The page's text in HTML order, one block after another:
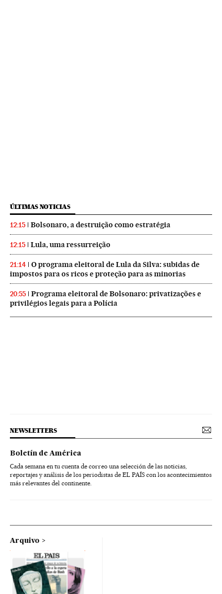
ÚLTIMAS NOTICIAS
12:15 Bolsonaro, a destruição como estratégia
12:15 Lula, uma ressurreição
21:14
O programa eleitoral de Lula da Silva: subidas de
impostos para os ricos e proteção para as minorias
20:55
Programa eleitoral de Bolsonaro: privatizações e
privilégios legais para a Polícia
NEWSLETTERS
Boletín de América
Cada semana en tu cuenta de correo una selección de las noticias,
reportajes y análisis de los periodistas de EL PAÍS con los acontecimientos
más relevantes del continente.
Arquivo